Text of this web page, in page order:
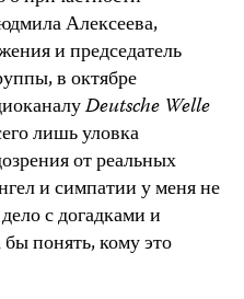
Алексеева,
и председатель
в октябре
Deutsche Welle
лишь уловка
от реальных
и симпатии у меня не
с догадками и
понять, кому это